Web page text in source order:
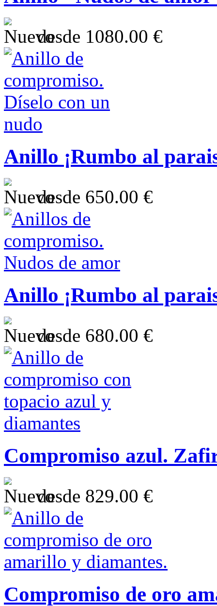
desde 1080.00 €
Anillo ¡Rumbo al
desde 650.00 €
Anillo ¡Rumbo al
desde 680.00 €
Compromiso azul.
desde 829.00 €
Compromiso de oro